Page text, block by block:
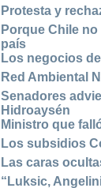
Protesta y
Porque Chile
país
Los negocios
Red Ambiental
Senadores
Hidroaysén
Ministro que
Los subsidios
Las caras
“Luksic,